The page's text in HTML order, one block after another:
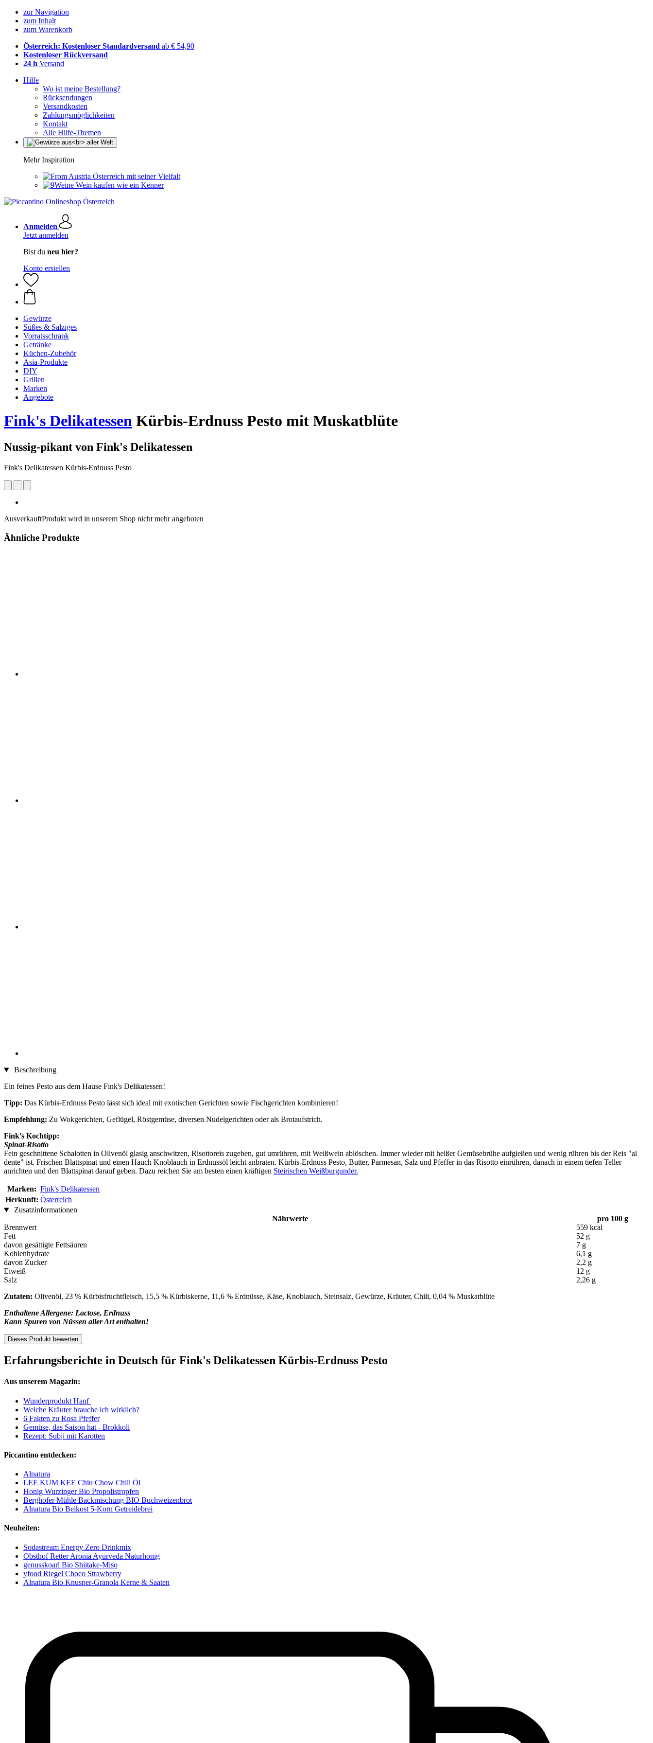
zur Navigation
zum Inhalt
zum Warenkorb
Österreich: Kostenloser Standardversand ab € 54,90
Kostenloser Rückversand
24 h Versand
Hilfe
Wo ist meine Bestellung?
Rücksendungen
Versandkosten
Zahlungsmöglichkeiten
Kontakt
Alle Hilfe-Themen
Mehr Inspiration
Österreich mit seiner Vielfalt
Wein kaufen wie ein Kenner
Anmelden
Jetzt anmelden
Bist du neu hier?
Konto erstellen
Gewürze
Süßes & Salziges
Vorratsschrank
Getränke
Küchen-Zubehör
Asia-Produkte
DIY
Grillen
Marken
Angebote
Fink's Delikatessen Kürbis-Erdnuss Pesto mit Muskatblüte
Nussig-pikant von Fink's Delikatessen
Fink's Delikatessen Kürbis-Erdnuss Pesto
AusverkauftProdukt wird in unserem Shop nicht mehr angeboten
Ähnliche Produkte
Beschreibung
Ein feines Pesto aus dem Hause Fink's Delikatessen!
Tipp: Das Kürbis-Erdnuss Pesto lässt sich ideal mit exotischen Gerichten sowie Fischgerichten kombinieren!
Empfehlung: Zu Wokgerichten, Geflügel, Röstgemüse, diversen Nudelgerichten oder als Brotaufstrich.
Fink's Kochtipp:
Spinat-Risotto
Fein geschnittene Schalotten in Olivenöl glasig anschwitzen, Risottoreis zugeben, gut umrühren, mit Weißwein ablöschen. Immer wieder mit heißer Gemüsebrühe aufgießen und wenig rühren bis der Reis "al
dente" ist. Frischen Blattspinat und einen Hauch Knoblauch in Erdnussöl leicht anbraten. Kürbis-Erdnuss Pesto, Butter, Parmesan, Salz und Pfeffer in das Risotto einrühren, danach in einem tiefen Teller
anrichten und den Blattspinat darauf geben. Dazu reichen Sie am besten einen kräftigen Steirischen Weißburgunder.
Marken: Fink's Delikatessen
Herkunft: Österreich
Zusatzinformationen
Nährwerte
pro 100 g
Brennwert
559 kcal
Fett
52 g
davon gesättigte Fettsäuren
7 g
Kohlenhydrate
6,1 g
davon Zucker
2,2 g
Eiweiß
12 g
Salz
2,26 g
Zutaten: Olivenöl, 23 % Kürbisfruchtfleisch, 15,5 % Kürbiskerne, 11,6 % Erdnüsse, Käse, Knoblauch, Steinsalz, Gewürze, Kräuter, Chili, 0,04 % Muskatblüte
Enthaltene Allergene: Lactose, Erdnuss
Kann Spuren von Nüssen aller Art enthalten!
Dieses Produkt bewerten
Erfahrungsberichte in Deutsch für Fink's Delikatessen Kürbis-Erdnuss Pesto
Aus unserem Magazin:
Wunderprodukt Hanf
Welche Kräuter brauche ich wirklich?
6 Fakten zu Rosa Pfeffer
Gemüse, das Saison hat - Brokkoli
Rezept: Subji mit Karotten
Piccantino entdecken:
Alnatura
LEE KUM KEE Chiu Chow Chili Öl
Honig Wurzinger Bio Propolistropfen
Berghofer Mühle Backmischung BIO Buchweizenbrot
Alnatura Bio Beikost 5-Korn Getreidebrei
Neuheiten:
Sodastream Energy Zero Drinkmix
Obsthof Retter Aronia Ayurveda Naturhonig
genusskoarl Bio Shiitake-Miso
yfood Riegel Choco Strawberry
Alnatura Bio Knusper-Granola Kerne & Saaten